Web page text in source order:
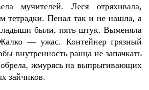
мучителей. Леся отряхивала,
тетрадки. Пенал так и не нашла, а
были, пять штук. Выменяла
— ужас. Контейнер грязный
внутренность ранца не запачкать
жмурясь на выпрыгивающих
зайчиков.